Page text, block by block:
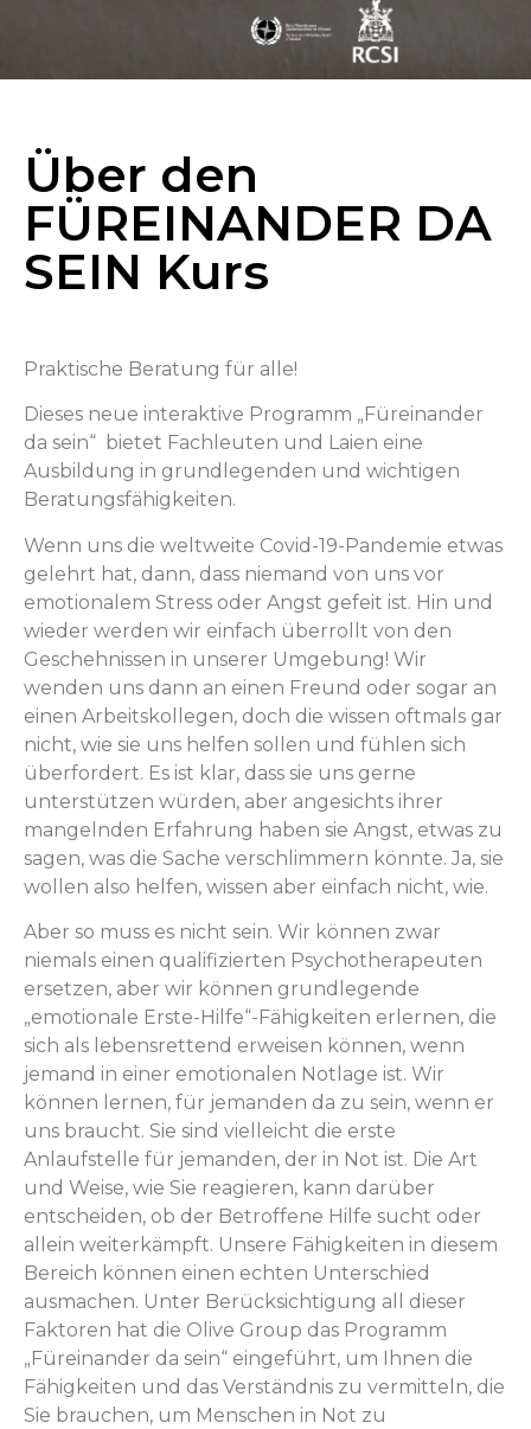
Über den
FÜREINANDER DA
SEIN Kurs
Praktische Beratung für alle!
Dieses neue interaktive Programm „Füreinander
da sein“ bietet Fachleuten und Laien eine
Ausbildung in grundlegenden und wichtigen
Beratungsfähigkeiten.
Wenn uns die weltweite Covid-19-Pandemie etwas
gelehrt hat, dann, dass niemand von uns vor
emotionalem Stress oder Angst gefeit ist. Hin und
wieder werden wir einfach überrollt von den
Geschehnissen in unserer Umgebung! Wir
wenden uns dann an einen Freund oder sogar an
einen Arbeitskollegen, doch die wissen oftmals gar
nicht, wie sie uns helfen sollen und fühlen sich
überfordert. Es ist klar, dass sie uns gerne
unterstützen würden, aber angesichts ihrer
mangelnden Erfahrung haben sie Angst, etwas zu
sagen, was die Sache verschlimmern könnte. Ja, sie
wollen also helfen, wissen aber einfach nicht, wie.
Aber so muss es nicht sein. Wir können zwar
niemals einen qualifizierten Psychotherapeuten
ersetzen, aber wir können grundlegende
„emotionale Erste-Hilfe“-Fähigkeiten erlernen, die
sich als lebensrettend erweisen können, wenn
jemand in einer emotionalen Notlage ist. Wir
können lernen, für jemanden da zu sein, wenn er
uns braucht. Sie sind vielleicht die erste
Anlaufstelle für jemanden, der in Not ist. Die Art
und Weise, wie Sie reagieren, kann darüber
entscheiden, ob der Betroffene Hilfe sucht oder
allein weiterkämpft. Unsere Fähigkeiten in diesem
Bereich können einen echten Unterschied
ausmachen. Unter Berücksichtigung all dieser
Faktoren hat die Olive Group das Programm
„Füreinander da sein“ eingeführt, um Ihnen die
Fähigkeiten und das Verständnis zu vermitteln, die
Sie brauchen, um Menschen in Not zu